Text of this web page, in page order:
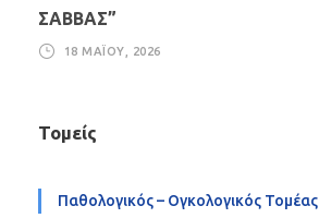
ΣΑΒΒΑΣ”
18 ΜΑΪ́ΟΥ, 2026
Τομείς
Παθολογικός – Ογκολογικός Τομέας